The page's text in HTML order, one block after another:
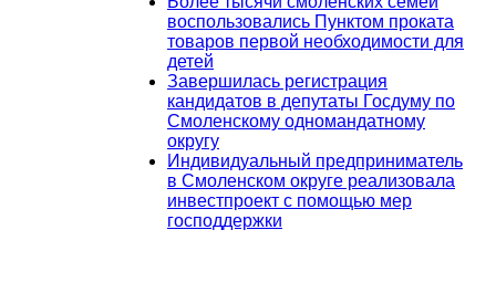
воспользовались Пунктом проката
товаров первой необходимости для
детей
Завершилась регистрация
кандидатов в депутаты Госдуму по
Смоленскому одномандатному
округу
Индивидуальный предприниматель
в Смоленском округе реализовала
инвестпроект с помощью мер
господдержки